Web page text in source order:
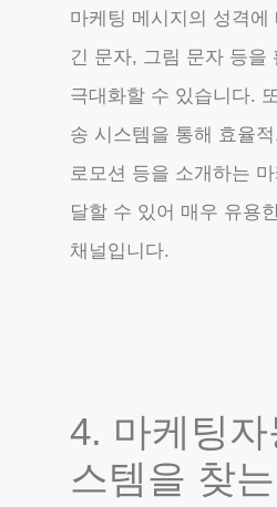
마케팅 메시지의 성격에
긴 문자, 그림 문자 등을
극대화할 수 있습니다.
송 시스템을 통해 효율
로모션 등을 소개하는
달할 수 있어 매우 유용
채널입니다.
4. 마케팅자
스템을 찾